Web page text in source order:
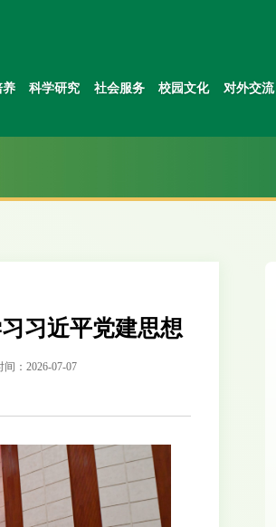
养 科学研究 社会服务 校园文化 对外交流
习近平党建思想
间：2026-07-07